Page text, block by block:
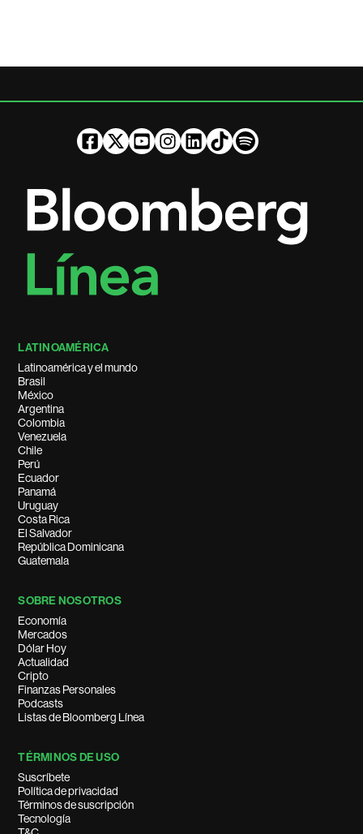
LATINOAMÉRICA
Latinoamérica y el mundo
Brasil
México
Argentina
Colombia
Venezuela
Chile
Perú
Ecuador
Panamá
Uruguay
Costa Rica
El Salvador
República Dominicana
Guatemala
SOBRE NOSOTROS
Economía
Mercados
Dólar Hoy
Actualidad
Cripto
Finanzas Personales
Podcasts
Listas de Bloomberg Línea
TÉRMINOS DE USO
Suscríbete
Política de privacidad
Términos de suscripción
Tecnología